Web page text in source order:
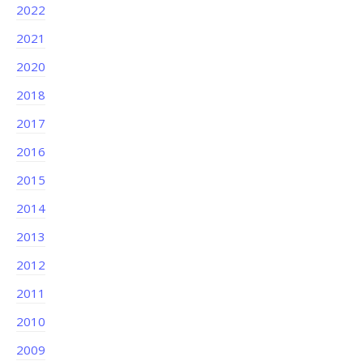
2022
2021
2020
2018
2017
2016
2015
2014
2013
2012
2011
2010
2009